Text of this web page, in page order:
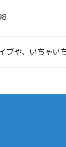
ブや、いちゃい